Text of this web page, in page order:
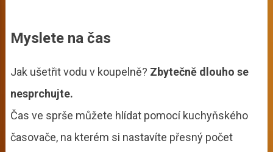
Myslete na čas
Jak ušetřit vodu v koupelně? Zbytečně dlouho se
nesprchujte.
Čas ve sprše můžete hlídat pomocí kuchyňského
časovače, na kterém si nastavíte přesný počet